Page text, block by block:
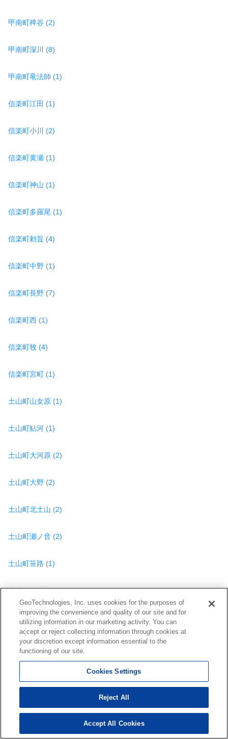
甲南町稗谷 (2)
甲南町深川 (8)
甲南町竜法師 (1)
信楽町江田 (1)
信楽町小川 (2)
信楽町黄瀬 (1)
信楽町神山 (1)
信楽町多羅尾 (1)
信楽町勅旨 (4)
信楽町中野 (1)
信楽町長野 (7)
信楽町西 (1)
信楽町牧 (4)
信楽町宮町 (1)
土山町山女原 (1)
土山町鮎河 (1)
土山町大河原 (2)
土山町大野 (2)
土山町北土山 (2)
土山町瀬ノ音 (2)
土山町笹路 (1)
土山町野上野 (1)
土山町南土山 (1)
水口町暁 (1)
検索結果を見る
GeoTechnologies, Inc. uses cookies for the purposes of
improving the convenience and quality of our site and for
utilizing information in our marketing activity. You can
accept or reject collecting information through cookies at
your discretion except information essential to the
functioning of our site.
Cookies Settings
Reject All
Accept All Cookies